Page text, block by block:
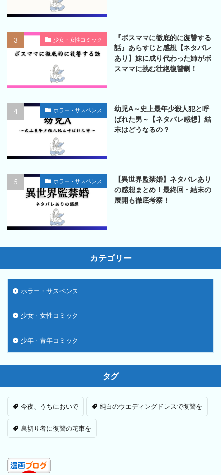
少女・女性コミック
『ボスママに徹底的に復讐する
話』あらすじと感想【ネタバレ
あり】妹に成り代わった姉がボ
スママに挑む壮絶復讐劇！
ホラー・サスペンス
幼児A～史上最年少殺人犯と呼
ばれた男～【ネタバレ感想】結
末はどうなるの？
ホラー・サスペンス
【異世界監禁婚】ネタバレあり
の感想まとめ！最終回・結末の
展開も徹底考察！
カテゴリー
ホラー・サスペンス
少女・女性コミック
少年・青年コミック
タグ
今夜、うちにおいで 純白のウエディングドレスで復讐を
裏切り者に復讐の花束を